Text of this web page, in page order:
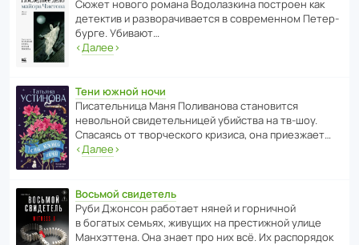
Сюжет нового романа Водо­ла­з­кина пост­роен как
дете­ктив и разво­ра­чи­ва­ется в совре­менном Пете­р­
бурге. Убивают…
‹Далее›
Тени южной ночи
Писа­тель­ница Маня Поли­ва­нова стано­вится
невольной свиде­тель­ницей убийства на тв-шоу.
Спасаясь от твор­че­с­кого кризиса, она приезжает…
‹Далее›
Восьмой свидетель
Руби Джонсон рабо­тает няней и горни­чной
в богатых семьях, живущих на прес­ти­жной улице
Манх­эт­тена. Она знает про них всё. Их распо­рядок